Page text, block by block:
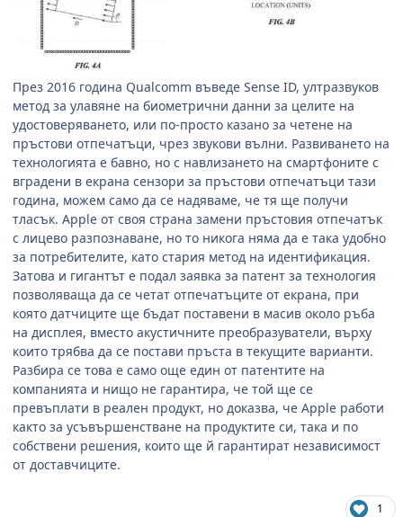
През 2016 година Qualcomm въведе Sense ID, ултразвуков
метод за улавяне на биометрични данни за целите на
удостоверяването, или по-просто казано за четене на
пръстови отпечатъци, чрез звукови вълни. Развиването на
технологията е бавно, но с навлизането на смартфоните с
вградени в екрана сензори за пръстови отпечатъци тази
година, можем само да се надяваме, че тя ще получи
тласък. Apple от своя страна замени пръстовия отпечатък
с лицево разпознаване, но то никога няма да е така удобно
за потребителите, като стария метод на идентификация.
Затова и гигантът е подал заявка за патент за технология
позволяваща да се четат отпечатъците от екрана, при
която датчиците ще бъдат поставени в масив около ръба
на дисплея, вместо акустичните преобразуватели, върху
които трябва да се постави пръста в текущите варианти.
Разбира се това е само още един от патентите на
компанията и нищо не гарантира, че той ще се
превъплати в реален продукт, но доказва, че Apple работи
както за усъвършенстване на продуктите си, така и по
собствени решения, които ще й гарантират независимост
от доставчиците.
1